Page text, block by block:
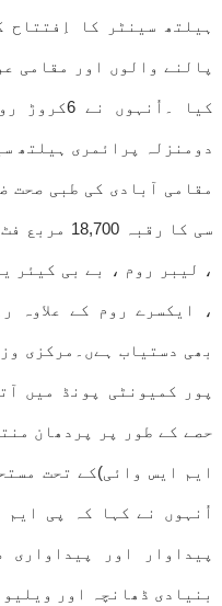
ہیلتھ سینٹر کا
پالنے والوں اور مقامی
کیا
دومنزلہ پرائمری ہیلتھ
مقامی آبادی کی طبی صحت
، لیبر روم ، بے بی کیئر
، ایکسرے روم کے علاوہ
بھی دستیاب ہےں۔مرکزی
پور کمیونٹی پونڈ میں
حصے کے طور پر پردھان
ایم ایس وائی)کے تحت
اُنہوں نے کہا کہ پی
پیداوار اور پیداواری
بنیادی ڈھانچہ اور